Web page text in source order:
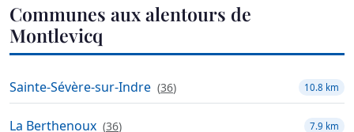
Communes aux alentours de
Montlevicq
Sainte-Sévère-sur-Indre (36) 10.8 km
La Berthenoux (36) 7.9 km